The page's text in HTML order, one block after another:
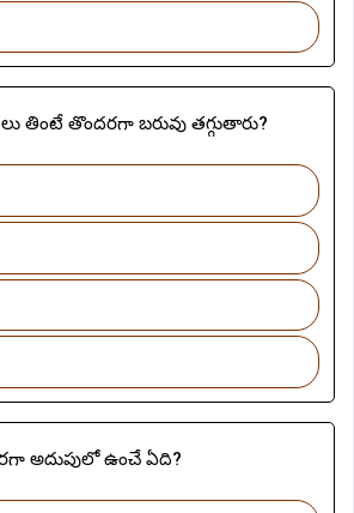
తింటే తొందరగా బరువు తగ్గుతారు?
అదుపులో ఉంచే ఏది?